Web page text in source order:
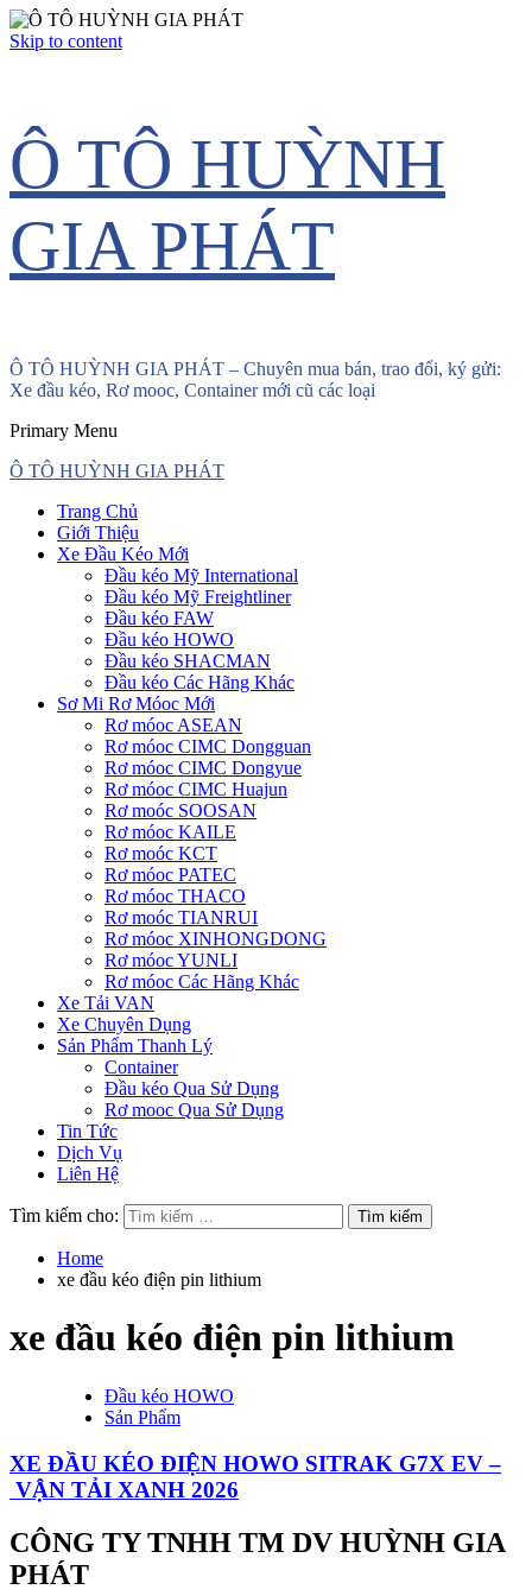
Skip to content
Ô TÔ HUỲNH
GIA PHÁT
Ô TÔ HUỲNH GIA PHÁT – Chuyên mua bán, trao đổi, ký gửi:
Xe đầu kéo, Rơ mooc, Container mới cũ các loại
Primary Menu
Ô TÔ HUỲNH GIA PHÁT
Trang Chủ
Giới Thiệu
Xe Đầu Kéo Mới
Đầu kéo Mỹ International
Đầu kéo Mỹ Freightliner
Đầu kéo FAW
Đầu kéo HOWO
Đầu kéo SHACMAN
Đầu kéo Các Hãng Khác
Sơ Mi Rơ Móoc Mới
Rơ móoc ASEAN
Rơ móoc CIMC Dongguan
Rơ móoc CIMC Dongyue
Rơ móoc CIMC Huajun
Rơ moóc SOOSAN
Rơ móoc KAILE
Rơ moóc KCT
Rơ móoc PATEC
Rơ móoc THACO
Rơ moóc TIANRUI
Rơ móoc XINHONGDONG
Rơ móoc YUNLI
Rơ móoc Các Hãng Khác
Xe Tải VAN
Xe Chuyên Dụng
Sản Phẩm Thanh Lý
Container
Đầu kéo Qua Sử Dụng
Rơ mooc Qua Sử Dụng
Tin Tức
Dịch Vụ
Liên Hệ
Tìm kiếm cho:
Home
xe đầu kéo điện pin lithium
xe đầu kéo điện pin lithium
Đầu kéo HOWO
Sản Phẩm
XE ĐẦU KÉO ĐIỆN HOWO SITRAK G7X EV –
VẬN TẢI XANH 2026
CÔNG TY TNHH TM DV HUỲNH GIA
PHÁT